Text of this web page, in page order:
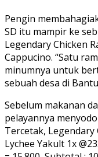
Pengin
SD itu mampir ke
Legendary Chicken
Cappucino. “Satu
minumnya untuk
sebuah desa di
Sebelum makanan
pelayannya
Tercetak, Legendary
Lychee Yakult 1x